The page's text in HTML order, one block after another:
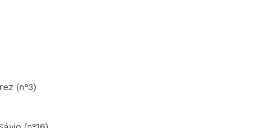
(n°3)